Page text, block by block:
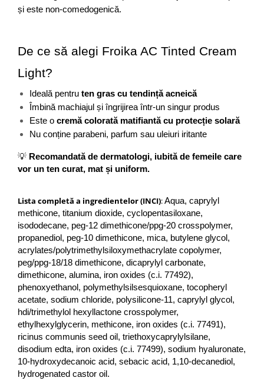
și este non-comedogenică.
De ce să alegi Froika AC Tinted Cream
Light?
Ideală pentru ten gras cu tendință acneică
Îmbină machiajul și îngrijirea într-un singur produs
Este o cremă colorată matifiantă cu protecție solară
Nu conține parabeni, parfum sau uleiuri iritante
💡 Recomandată de dermatologi, iubită de femeile care
vor un ten curat, mat și uniform.
Lista completă a ingredientelor (INCI):Aqua, caprylyl
methicone, titanium dioxide, cyclopentasiloxane,
isododecane, peg-12 dimethicone/ppg-20 crosspolymer,
propanediol, peg-10 dimethicone, mica, butylene glycol,
acrylates/polytrimethylsiloxymethacrylate copolymer,
peg/ppg-18/18 dimethicone, dicaprylyl carbonate,
dimethicone, alumina, iron oxides (c.i. 77492),
phenoxyethanol, polymethylsilsesquioxane, tocopheryl
acetate, sodium chloride, polysilicone-11, caprylyl glycol,
hdi/trimethylol hexyllactone crosspolymer,
ethylhexylglycerin, methicone, iron oxides (c.i. 77491),
ricinus communis seed oil, triethoxycaprylylsilane,
disodium edta, iron oxides (c.i. 77499), sodium hyaluronate,
10-hydroxydecanoic acid, sebacic acid, 1,10-decanediol,
hydrogenated castor oil.